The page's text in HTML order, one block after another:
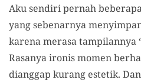
Aku sendiri pernah
yang sebenarnya
karena merasa tampilannya
Rasanya ironis momen
dianggap kurang estetik.